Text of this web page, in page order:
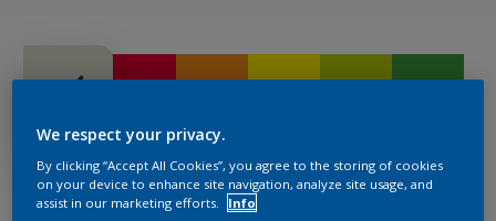
Herbol Farbe & Fassade Wandfarbe
Herbol 1PLUS Fassade
Herbol Farbe & Architektur
We respect your privacy.
By clicking “Accept All Cookies”, you agree to the storing of cookies
on your device to enhance site navigation, analyze site usage, and
assist in our marketing efforts.
Info